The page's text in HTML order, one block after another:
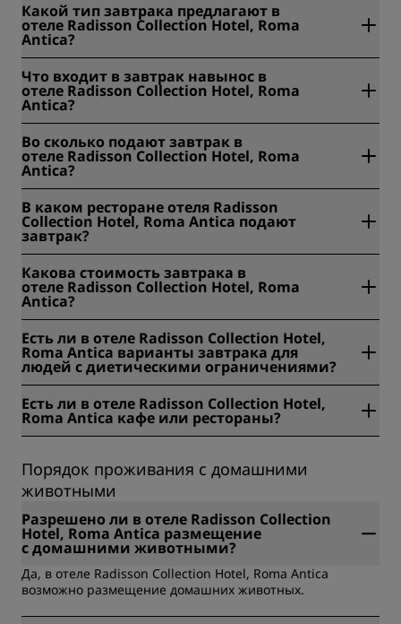
Какой тип завтрака предлагают в
отеле Radisson Collection Hotel, Roma
Antica?
следующие виды завтраков: еда навынос, выбор блюд
из меню, услуга Grab & Go, поздний завтрак,
обслуживание номеров, шведский стол.
Что входит в завтрак навынос в
отеле Radisson Collection Hotel, Roma
Antica?
Roma Antica входит следующее: фруктовый сок, йогурт,
круассан, пирожное, яйца, протеиновые батончики и
другие варианты по запросу. Стоимость - 20 евро.
Во сколько подают завтрак в
отеле Radisson Collection Hotel, Roma
Antica?
подается ежедневно с 7:00 до 11:00. Завтрак в номер
подают с 7:00 до 11:00 с понедельника по пятницу, а
также с 8:00 до 12:00 по выходным и в государственные
В каком ресторане отеля Radisson
Collection Hotel, Roma Antica подают
завтрак?
сервируется на нулевом этаже.
Какова стоимость завтрака в
отеле Radisson Collection Hotel, Roma
Antica?
завтрака составляет 38 евро для взрослых и 15 евро для
детей в возрасте до 12 лет.
Есть ли в отеле Radisson Collection Hotel,
Roma Antica варианты завтрака для
людей с диетическими ограничениями?
предлагаются следующие варианты завтрака для людей
с диетическими ограничениями: безглютеновый,
безлактозный, веганский, органический и
Есть ли в отеле Radisson Collection Hotel,
Roma Antica кафе или рестораны?
несколько ресторанов.
Порядок проживания с домашними
животными
Разрешено ли в отеле Radisson Collection
Hotel, Roma Antica размещение
с домашними животными?
Да, в отеле Radisson Collection Hotel, Roma Antica
возможно размещение домашних животных.